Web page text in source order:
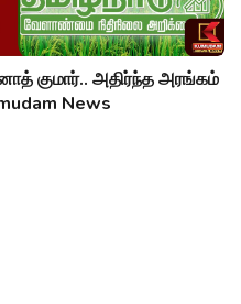
குமார்.. அதிர்ந்த அரங்கம்
News